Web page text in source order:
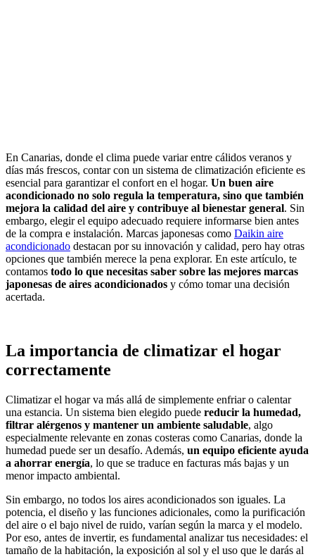
En Canarias, donde el clima puede variar entre cálidos veranos y
días más frescos, contar con un sistema de climatización eficiente es
esencial para garantizar el confort en el hogar. Un buen aire
acondicionado no solo regula la temperatura, sino que también
mejora la calidad del aire y contribuye al bienestar general. Sin
embargo, elegir el equipo adecuado requiere informarse bien antes
de la compra e instalación. Marcas japonesas como Daikin aire
acondicionado destacan por su innovación y calidad, pero hay otras
opciones que también merece la pena explorar. En este artículo, te
contamos todo lo que necesitas saber sobre las mejores marcas
japonesas de aires acondicionados y cómo tomar una decisión
acertada.
La importancia de climatizar el hogar
correctamente
Climatizar el hogar va más allá de simplemente enfriar o calentar
una estancia. Un sistema bien elegido puede reducir la humedad,
filtrar alérgenos y mantener un ambiente saludable, algo
especialmente relevante en zonas costeras como Canarias, donde la
humedad puede ser un desafío. Además, un equipo eficiente ayuda
a ahorrar energía, lo que se traduce en facturas más bajas y un
menor impacto ambiental.
Sin embargo, no todos los aires acondicionados son iguales. La
potencia, el diseño y las funciones adicionales, como la purificación
del aire o el bajo nivel de ruido, varían según la marca y el modelo.
Por eso, antes de invertir, es fundamental analizar tus necesidades: el
tamaño de la habitación, la exposición al sol y el uso que le darás al